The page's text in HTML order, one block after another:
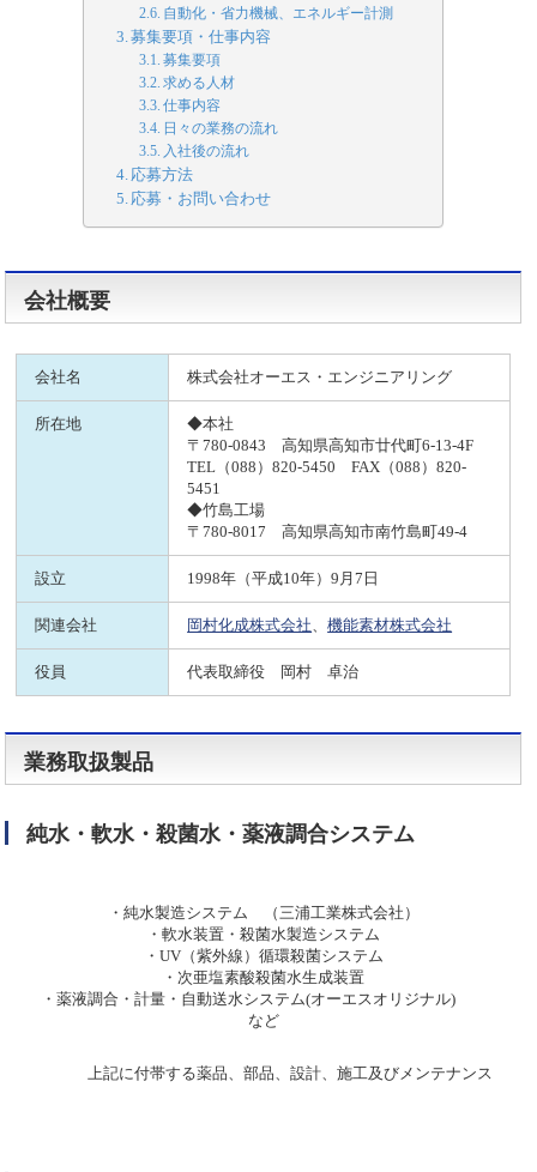
自動化・省力機械、エネルギー計測
募集要項・仕事内容
募集要項
求める人材
仕事内容
日々の業務の流れ
入社後の流れ
応募方法
応募・お問い合わせ
会社概要
会社名 株式会社オーエス・エンジニアリング
所在地
◆本社
〒780-0843 高知県高知市廿代町6-13-4F
TEL（088）820-5450 FAX（088）820-
5451
◆竹島工場
〒780-8017 高知県高知市南竹島町49-4
設立 1998年（平成10年）9月7日
関連会社 岡村化成株式会社、機能素材株式会社
役員 代表取締役 岡村 卓治
業務取扱製品
純水・軟水・殺菌水・薬液調合システム
・純水製造システム （三浦工業株式会社）
・軟水装置・殺菌水製造システム
・UV（紫外線）循環殺菌システム
・次亜塩素酸殺菌水生成装置
・薬液調合・計量・自動送水システム(オーエスオリジナル)
など
上記に付帯する薬品、部品、設計、施工及びメンテナンス